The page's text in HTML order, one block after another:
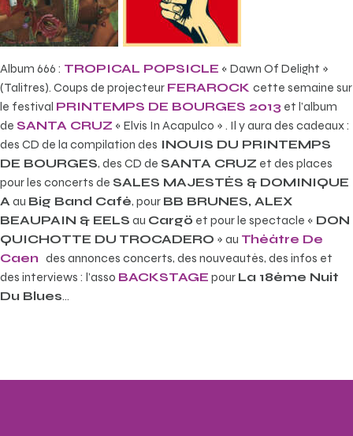
Album 666 : TROPICAL POPSICLE « Dawn Of Delight »
(Talitres). Coups de projecteur FERAROCK cette semaine sur
le festival PRINTEMPS DE BOURGES 2013 et l’album
de SANTA CRUZ « Elvis In Acapulco » . Il y aura des cadeaux :
des CD de la compilation des INOUIS DU PRINTEMPS
DE BOURGES, des CD de SANTA CRUZ et des places
pour les concerts de SALES MAJESTÉS & DOMINIQUE
Aau Big Band Café, pour BB BRUNES, ALEX
BEAUPAIN & EELS au Cargö et pour le spectacle « DON
QUICHOTTE DU TROCADERO » au Théâtre De
Caen des annonces concerts, des nouveautés, des infos et
des interviews : l’asso BACKSTAGE pour La 18ème Nuit
Du Blues…